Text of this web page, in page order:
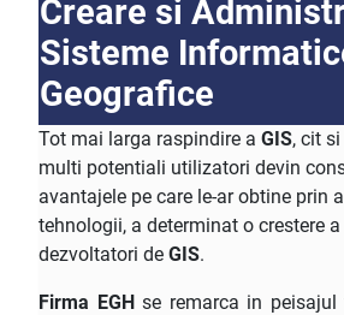
Creare si
Sisteme
Geografice
Tot mai larga raspindire a GIS, cit
multi potentiali utilizatori devin
avantajele pe care le-ar obtine prin
tehnologii, a determinat o crestere
dezvoltatori de GIS.
Firma EGHse remarca in